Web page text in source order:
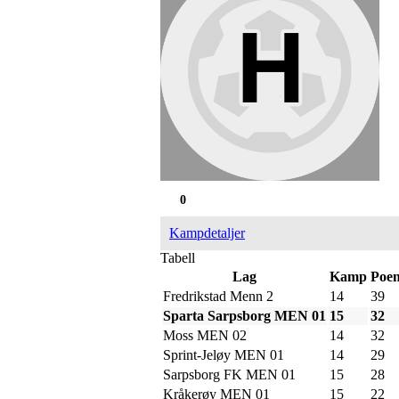
0
Kampdetaljer
Tabell
Lag
Kamp
Fredrikstad Menn 2
14
39
Sparta Sarpsborg MEN 01 15
32
Moss MEN 02
14
32
Sprint-Jeløy MEN 01
14
29
Sarpsborg FK MEN 01
15
28
Kråkerøy MEN 01
15 22